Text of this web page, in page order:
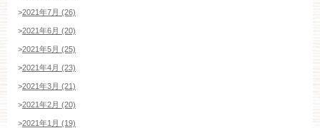
>2021年7月 (26)
>2021年6月 (20)
>2021年5月 (25)
>2021年4月 (23)
>2021年3月 (21)
>2021年2月 (20)
>2021年1月 (19)